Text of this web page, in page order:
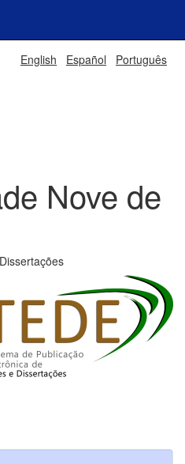
English Español Português
Nove de